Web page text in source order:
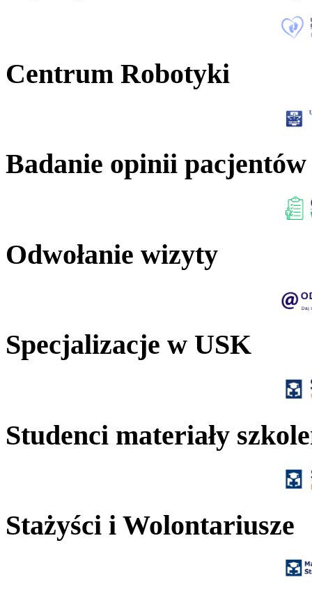
Centrum Robotyki
Badanie opinii pacjentów
Odwołanie wizyty
Specjalizacje w USK
Studenci materiały
Stażyści i Wolontariusze